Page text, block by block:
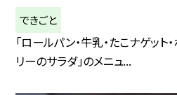
できごと
「ロールパン・牛乳・たこナゲット
リーのサラダ」のメニュ...